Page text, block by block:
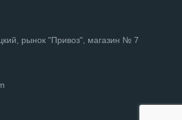
рынок "Привоз", магазин № 7